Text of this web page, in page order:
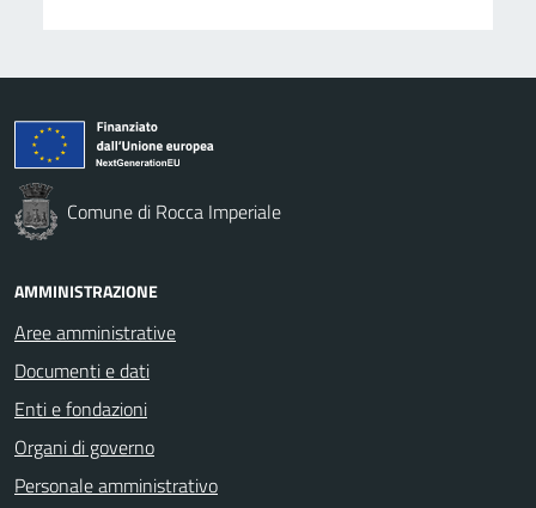
Comune di Rocca Imperiale
AMMINISTRAZIONE
Aree amministrative
Documenti e dati
Enti e fondazioni
Organi di governo
Personale amministrativo